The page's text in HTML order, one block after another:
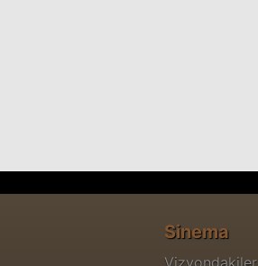
Sinema
Vizyondakiler